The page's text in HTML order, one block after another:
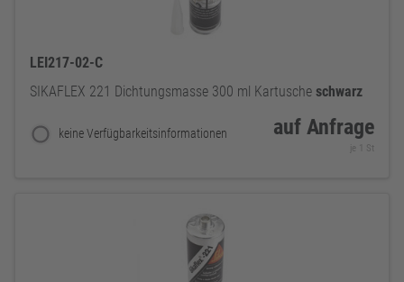
LEI217-02-C
SIKAFLEX 221 Dichtungsmasse 300 ml Kartusche schwarz
keine Verfügbarkeitsinformationen auf Anfrage
je 1 St